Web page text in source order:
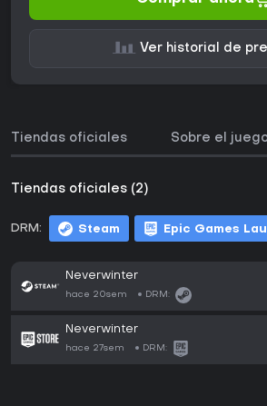
Ver historial de
Tiendas oficiales Sobre el
Tiendas oficiales (2)
DRM: Steam Epic Games
Neverwinter
hace 20sem DRM:
Neverwinter
hace 27sem DRM: